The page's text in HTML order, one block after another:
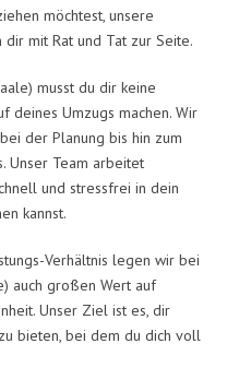
möchtest, unsere
mit Rat und Tat zur Seite.
musst du dir keine
deines Umzugs machen. Wir
der Planung bis hin zum
Unser Team arbeitet
und stressfrei in dein
kannst.
Verhältnis legen wir bei
auch großen Wert auf
Unser Ziel ist es, dir
bieten, bei dem du dich voll